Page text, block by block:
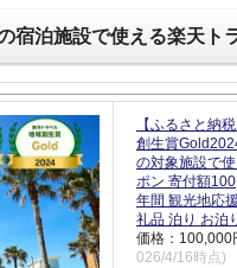
宿泊施設で使える楽天ト
【ふるさと納
創生賞
の対象施設で
ポン 寄付額
年間 観光地応
礼品 泊り お泊
価格：100,000
026/4/16時点)